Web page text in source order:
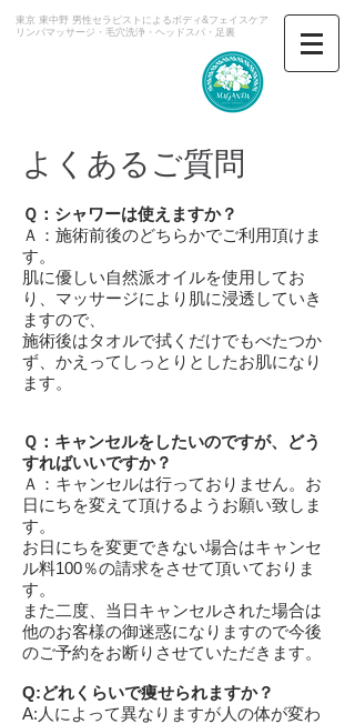
東京 東中野 男性セラピストによるボディ&フェイスケア
​リンパマッサージ・毛穴洗浄・ヘッドスパ・足裏
よくあるご質問
Ｑ：シャワーは使えますか？
Ａ：施術前後のどちらかでご利用頂けま
す。
肌に優しい自然派オイルを使用してお
り、マッサージにより肌に浸透していき
ますので、
施術後はタオルで拭くだけでもべたつか
ず、かえってしっとりとしたお肌になり
ます。
Ｑ：キャンセルをしたいのですが、どう
すればいいですか？
Ａ：キャンセルは行っておりません。お
日にちを変えて頂けるようお願い致しま
す。
お日にちを変更できない場合はキャンセ
ル料100％の請求をさせて頂いておりま
す。
​また二度、当日キャンセルされた場合は
他のお客様の御迷惑になりますので今後
のご予約をお断りさせていただきます。
Q:どれくらいで痩せられますか？
A:人によって異なりますが人の体が変わ